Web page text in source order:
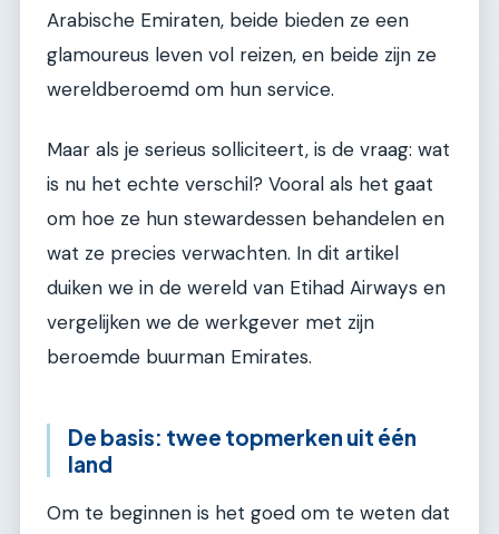
Arabische Emiraten, beide bieden ze een
glamoureus leven vol reizen, en beide zijn ze
wereldberoemd om hun service.
Maar als je serieus solliciteert, is de vraag: wat
is nu het echte verschil? Vooral als het gaat
om hoe ze hun stewardessen behandelen en
wat ze precies verwachten. In dit artikel
duiken we in de wereld van Etihad Airways en
vergelijken we de werkgever met zijn
beroemde buurman Emirates.
De basis: twee topmerken uit één
land
Om te beginnen is het goed om te weten dat